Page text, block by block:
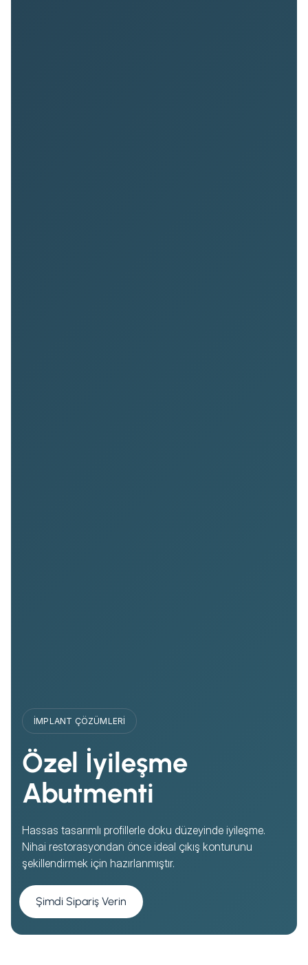
İMPLANT ÇÖZÜMLERI
Özel İyileşme
Abutmenti
Hassas tasarımlı profillerle doku düzeyinde iyileşme.
Nihai restorasyondan önce ideal çıkış konturunu
şekillendirmek için hazırlanmıştır.
Şimdi Sipariş Verin